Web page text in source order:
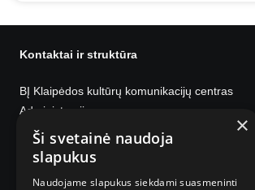
Kontaktai ir struktūra
BĮ Klaipėdos kultūrų komunikacijų centras
Administracija
Bažnyčių g. 4 LT-91246 Klaipėda
I–IV 8:00 – 17:00, V 08:00 – 15:45
Pietų pertrauka 12:00 – 12:45
×
Ši svetainė naudoja
slapukus
Naudojame slapukus siekdami suasmeninti